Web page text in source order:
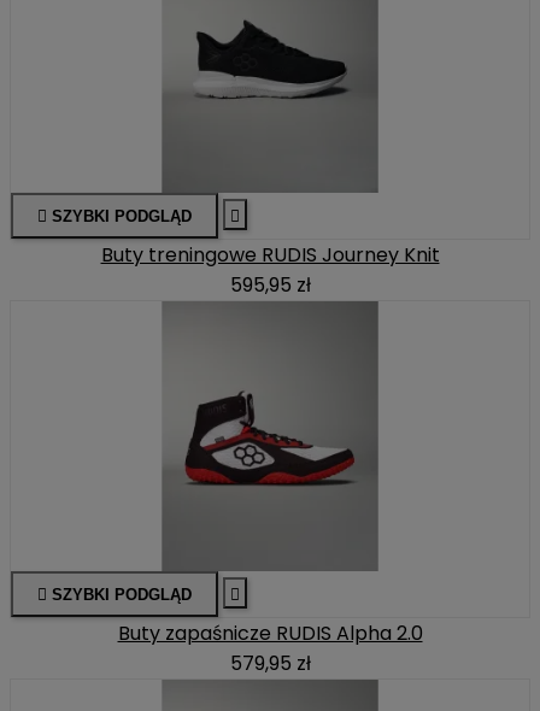
 SZYBKI PODGLĄD 
Buty treningowe RUDIS Journey Knit
595,95 zł
 SZYBKI PODGLĄD 
Buty zapaśnicze RUDIS Alpha 2.0
579,95 zł